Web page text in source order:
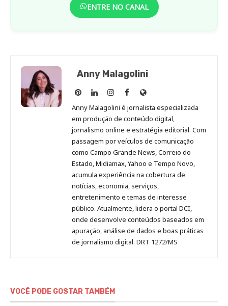
ENTRE NO CANAL
Anny Malagolini
Anny
Malagolini
no
Pinterest
Anny
Malagolini
no
LinkedIn
Anny
Malagolini
no
Instagram
Anny
Malagolini
no
Facebook
Site
de
Anny
Malagolini
Anny Malagolini é jornalista especializada
em produção de conteúdo digital,
jornalismo online e estratégia editorial. Com
passagem por veículos de comunicação
como Campo Grande News, Correio do
Estado, Midiamax, Yahoo e Tempo Novo,
acumula experiência na cobertura de
notícias, economia, serviços,
entretenimento e temas de interesse
público. Atualmente, lidera o portal DCI,
onde desenvolve conteúdos baseados em
apuração, análise de dados e boas práticas
de jornalismo digital. DRT 1272/MS
VOCÊ PODE GOSTAR TAMBÉM